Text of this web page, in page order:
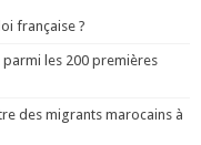
française ?
les 200 premières
des migrants marocains à